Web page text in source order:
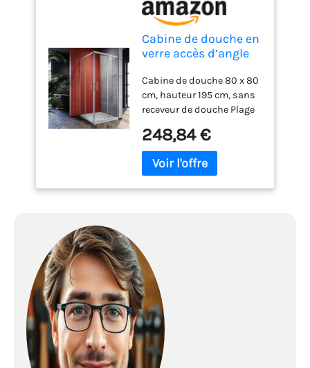
Cabine de douche en
verre accès d’angle
double
Cabine de douche 80 x 80
cm, hauteur 195 cm, sans
receveur de douche Plage
de chaque côté : 800 mm
(780-800 mm) / 800 mm
(780-800 mm) Fonction
de 5 mm selon la norme
EN 12150
248,84 €